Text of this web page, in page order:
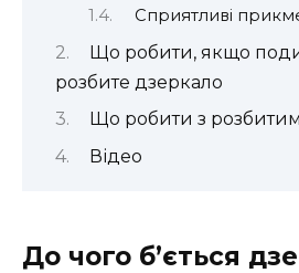
Сприятливі
Що робити, якщо
розбите дзеркало
Що робити з
Відео
До чого б’ється